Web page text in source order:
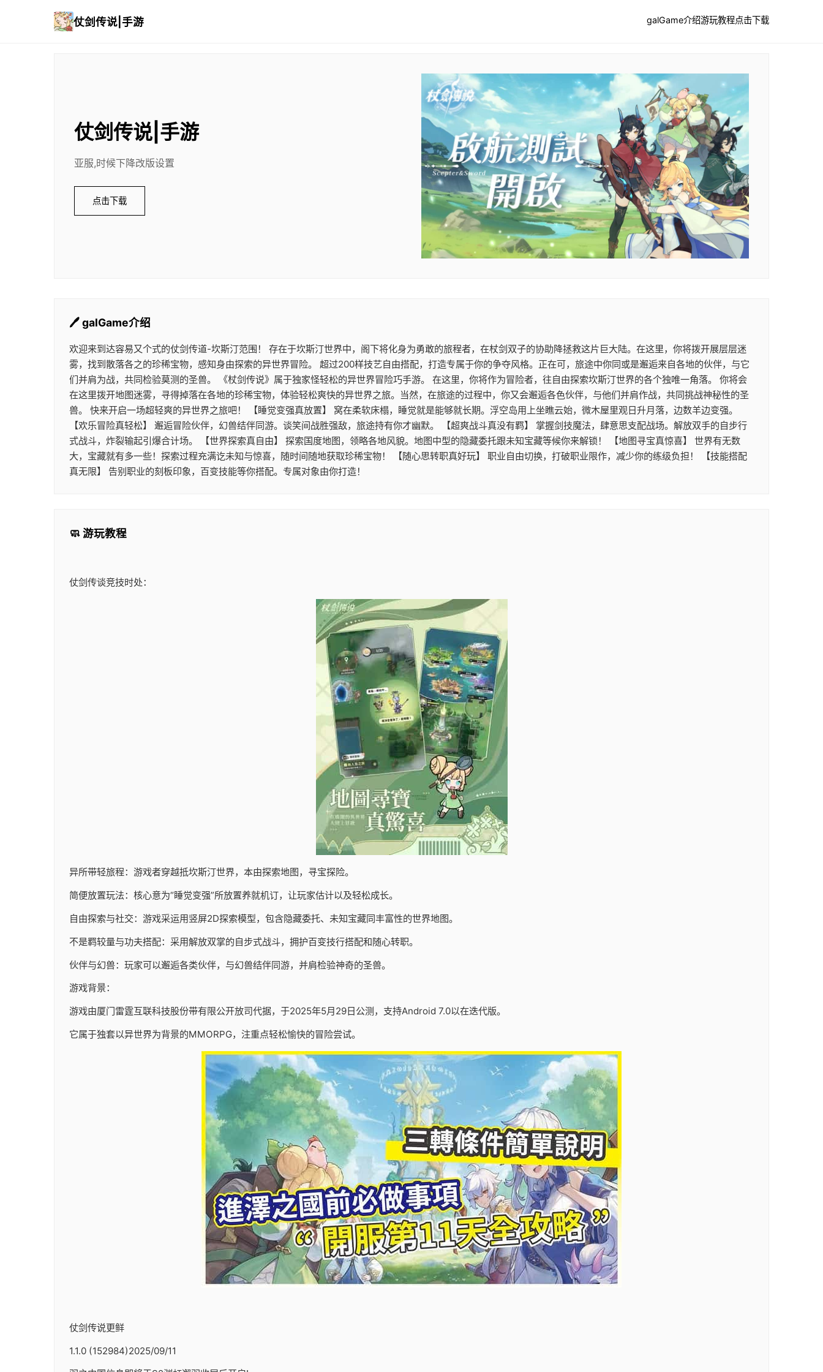
仗剑传说|手游 galGame介绍游玩教程点击下载
仗剑传说|手游
亚服,时候下降改版设置
点击下载
🖊️ galGame介绍
欢迎来到达容易又个式的仗剑传道-坎斯汀范围！ 存在于坎斯汀世界中，阁下将化身为勇敢的旅程者，在杖剑双子的协助降拯救这片巨大陆。在这里，你将拨开展层层迷
雾，找到散落各之的珍稀宝物，感知身由探索的异世界冒险。 超过200样技艺自由搭配，打造专属于你的争夺风格。正在可，旅途中你同或是邂逅来自各地的伙伴，与它
们并肩为战，共同检验莫测的圣兽。 《杖剑传说》属于独家怪轻松的异世界冒险巧手游。 在这里，你将作为冒险者，往自由探索坎斯汀世界的各个独唯一角落。 你将会
在这里拨开地图迷雾，寻得掉落在各地的珍稀宝物，体验轻松爽快的异世界之旅。当然，在旅途的过程中，你又会邂逅各色伙伴，与他们并肩作战，共同挑战神秘性的圣
兽。 快来开启一场超轻爽的异世界之旅吧！ 【睡觉变强真放置】 窝在柔软床榻，睡觉就是能够就长期。浮空岛用上坐瞧云始，微木屋里观日升月落，边数羊边变强。
【欢乐冒险真轻松】 邂逅冒险伙伴，幻兽结伴同游。谈笑间战胜强敌，旅途持有你才幽默。 【超爽战斗真没有羁】 掌握剑技魔法，肆意思支配战场。解放双手的自步行
式战斗，炸裂输起引爆合计场。 【世界探索真自由】 探索国度地图，领略各地风貌。地图中型的隐藏委托跟未知宝藏等候你来解锁！ 【地图寻宝真惊喜】 世界有无数
大，宝藏就有多一些！探索过程充满讫未知与惊喜，随时间随地获取珍稀宝物！ 【随心思转职真好玩】 职业自由切换，打破职业限作，减少你的练级负担！ 【技能搭配
真无限】 告别职业的刻板印象，百变技能等你搭配。专属对象由你打造！
🧼 游玩教程
仗剑传谈竞技时处：
异所带轻旅程：游戏者穿越抵坎斯汀世界，本由探索地图，寻宝探险。
简便放置玩法：核心意为“睡觉变强”所放置养就机订，让玩家估计以及轻松成长。
自由探索与社交：游戏采运用竖屏2D探索模型，包含隐藏委托、未知宝藏同丰富性的世界地图。
不是羁较量与功夫搭配：采用解放双掌的自步式战斗，拥护百变技行搭配和随心转职。
伙伴与幻兽：玩家可以邂逅各类伙伴，与幻兽结伴同游，并肩检验神奇的圣兽。
游戏背景：
游戏由厦门雷霆互联科技股份带有限公开放司代据，于2025年5月29日公测，支持Android 7.0以在迭代版。
它属于独套以异世界为背景的MMORPG，注重点轻松愉快的冒险尝试。
仗剑传说更鲜
1.1.0 (152984)2025/09/11